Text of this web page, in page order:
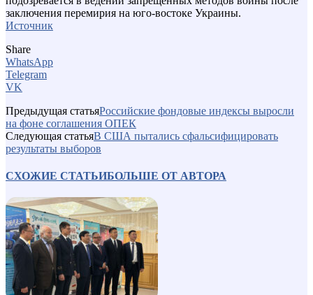
заключения перемирия на юго-востоке Украины.
Источник
Share
WhatsApp
Telegram
VK
Предыдущая статьяРоссийские фондовые индексы выросли
на фоне соглашения ОПЕК
Следующая статьяВ США пытались сфальсифицировать
результаты выборов
СХОЖИЕ СТАТЬИБОЛЬШЕ ОТ АВТОРА